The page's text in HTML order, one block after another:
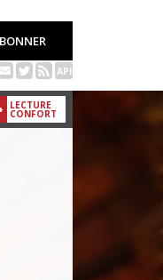
API
LECTURE
CONFORT